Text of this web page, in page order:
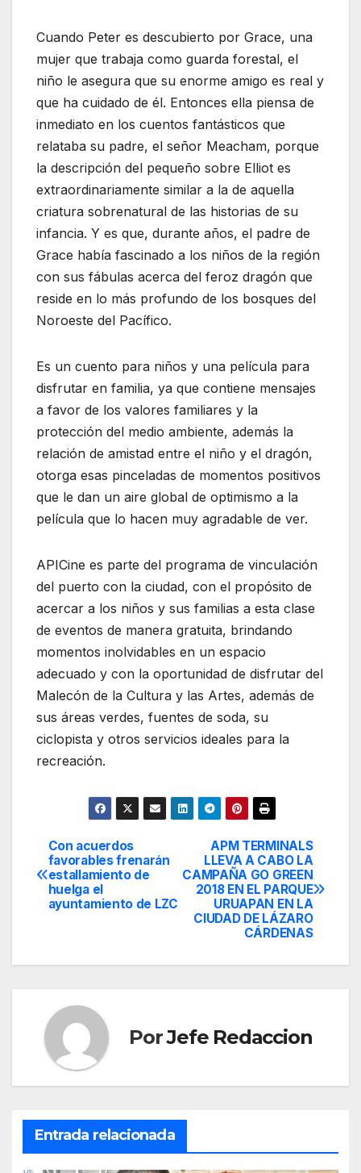
Cuando Peter es descubierto por Grace, una
mujer que trabaja como guarda forestal, el
niño le asegura que su enorme amigo es real y
que ha cuidado de él. Entonces ella piensa de
inmediato en los cuentos fantásticos que
relataba su padre, el señor Meacham, porque
la descripción del pequeño sobre Elliot es
extraordinariamente similar a la de aquella
criatura sobrenatural de las historias de su
infancia. Y es que, durante años, el padre de
Grace había fascinado a los niños de la región
con sus fábulas acerca del feroz dragón que
reside en lo más profundo de los bosques del
Noroeste del Pacífico.
Es un cuento para niños y una película para
disfrutar en familia, ya que contiene mensajes
a favor de los valores familiares y la
protección del medio ambiente, además la
relación de amistad entre el niño y el dragón,
otorga esas pinceladas de momentos positivos
que le dan un aire global de optimismo a la
película que lo hacen muy agradable de ver.
APICine es parte del programa de vinculación
del puerto con la ciudad, con el propósito de
acercar a los niños y sus familias a esta clase
de eventos de manera gratuita, brindando
momentos inolvidables en un espacio
adecuado y con la oportunidad de disfrutar del
Malecón de la Cultura y las Artes, además de
sus áreas verdes, fuentes de soda, su
ciclopista y otros servicios ideales para la
recreación.
Navegación
de
entradas
APM TERMINALS
LLEVA A CABO LA
CAMPAÑA GO GREEN
2018 EN EL PARQUE
URUAPAN EN LA
CIUDAD DE LÁZARO
CÁRDENAS
Con acuerdos
favorables frenarán
estallamiento de
huelga el
ayuntamiento de LZC
PorJefe Redaccion
Entrada relacionada